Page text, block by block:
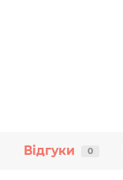
Відгуки 0